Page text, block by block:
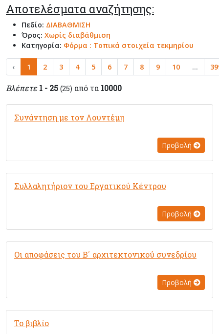
Αποτελέσματα αναζήτησης:
Πεδίο: ΔΙΑΒΑΘΜΙΣΗ
Όρος: Χωρίς διαβάθμιση
Κατηγορία: Φόρμα : Τοπικά στοιχεία τεκμηρίου
‹ 1 2 3 4 5 6 7 8 9 10 ...
Βλέπετε 1 - 25 (25) από τα 10000
Συνάντηση με τον Λουντέμη
Προβολή
Συλλαλητήριον του Εργατικού Κέντρου
Προβολή
Οι αποφάσεις του Β΄ αρχιτεκτονικού συνεδρίου
Προβολή
Το βιβλίο